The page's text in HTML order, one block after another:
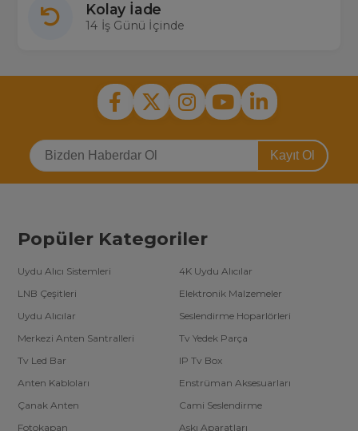
Kolay İade
14 İş Günü İçinde
Kayıt Ol
Popüler Kategoriler
Uydu Alıcı Sistemleri
4K Uydu Alıcılar
LNB Çeşitleri
Elektronik Malzemeler
Uydu Alıcılar
Seslendirme Hoparlörleri
Merkezi Anten Santralleri
Tv Yedek Parça
Tv Led Bar
IP Tv Box
Anten Kabloları
Enstrüman Aksesuarları
Çanak Anten
Cami Seslendirme
Fotokapan
Askı Aparatları